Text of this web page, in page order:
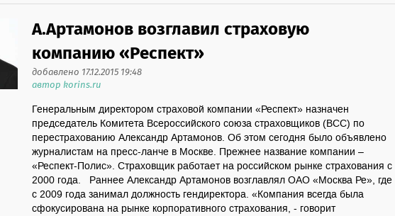
А.Артамонов возглавил страховую
компанию «Респект»
добавлено 17.12.2015 19:48
автор korins.ru
Генеральным директором страховой компании «Респект» назначен
председатель Комитета Всероссийского союза страховщиков (ВСС) по
перестрахованию Александр Артамонов. Об этом сегодня было объявлено
журналистам на пресс-ланче в Москве. Прежнее название компании –
«Респект-Полис». Страховщик работает на российском рынке страхования с
2000 года. Раннее Александр Артамонов возглавлял ОАО «Москва Ре», где
с 2009 года занимал должность гендиректора. «Компания всегда была
сфокусирована на рынке корпоративного страхования, - говорит